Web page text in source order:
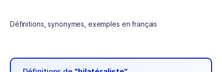
Définitions, synonymes, exemples en français